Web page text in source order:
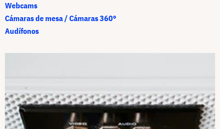
Webcams
Cámaras de mesa / Cámaras 360°
Audífonos